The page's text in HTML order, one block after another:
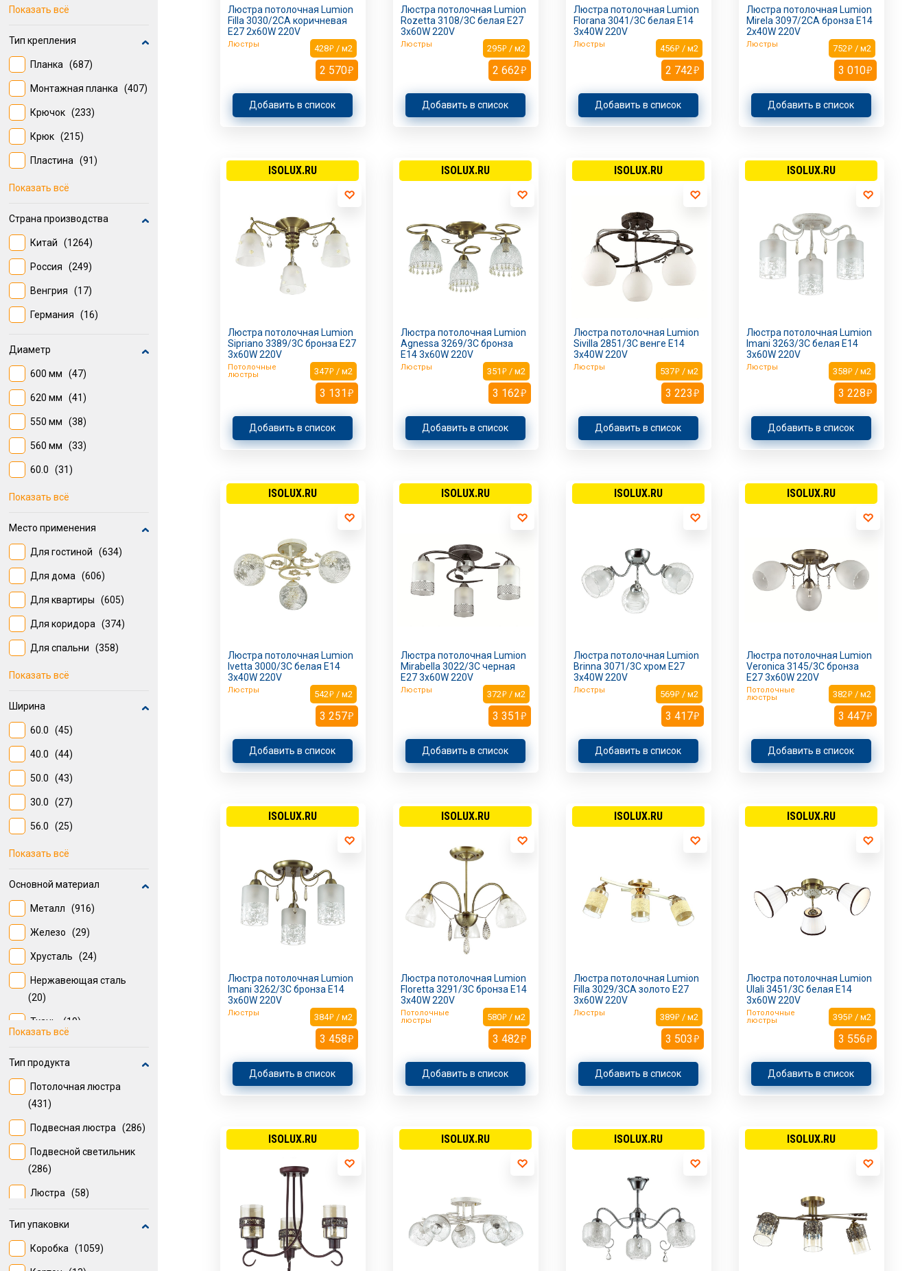
8(125)
Показать всё
Тип крепления
Планка (687)
Монтажная планка (407)
Крючок (233)
Крюк (215)
Пластина (91)
Скоба(28)
Показать всё
Страна производства
Китай (1264)
Россия (249)
Венгрия (17)
Германия (16)
Диаметр
600 мм (47)
620 мм (41)
550 мм (38)
560 мм (33)
60.0 (31)
540 мм(30)
Показать всё
Место применения
Для гостиной (634)
Для дома (606)
Для квартиры (605)
Для коридора (374)
Для спальни (358)
Для кухни
Показать всё
Ширина
60.0 (45)
40.0 (44)
50.0 (43)
30.0 (27)
56.0 (25)
55.0 (24)
25.0
Показать всё
Основной материал
Металл (916)
Железо (29)
Хрусталь (24)
Нержавеющая сталь
(20)
Ткань (19)
Алюминий
Пластик(16)
Показать всё
Тип продукта
Потолочная люстра
(431)
Подвесная люстра (286)
Подвесной светильник
(286)
Люстра (58)
Тип упаковки
Коробка (1059)
Люстра потолочная Lumion
Filla 3030/2CA коричневая
E27 2х60W 220V
Люстры 428 / м2
2 570
Добавить в список
Люстра потолочная Lumion
Rozetta 3108/3C белая E27
3х60W 220V
Люстры 295 / м2
2 662
Добавить в список
Люстра потолочная Lumion
Florana 3041/3C белая E14
3х40W 220V
Люстры 456 / м2
2 742
Добавить в список
Люстра потолочная Lumion
Mirela 3097/2CA бронза E14
2х40W 220V
Люстры 752 / м2
3 010
Добавить в список
ISOLUX.RU
Люстра потолочная Lumion
Sipriano 3389/3C бронза E27
3х60W 220V
Потолочные
люстры
347 / м2
3 131
Добавить в список
ISOLUX.RU
Люстра потолочная Lumion
Agnessa 3269/3C бронза
E14 3х60W 220V
Люстры 351 / м2
3 162
Добавить в список
ISOLUX.RU
Люстра потолочная Lumion
Sivilla 2851/3C венге E14
3х40W 220V
Люстры 537 / м2
3 223
Добавить в список
ISOLUX.RU
Люстра потолочная Lumion
Imani 3263/3C белая E14
3х60W 220V
Люстры 358 / м2
3 228
Добавить в список
ISOLUX.RU
Люстра потолочная Lumion
Ivetta 3000/3C белая E14
3х40W 220V
Люстры 542 / м2
3 257
Добавить в список
ISOLUX.RU
Люстра потолочная Lumion
Mirabella 3022/3C черная
E27 3х60W 220V
Люстры 372 / м2
3 351
Добавить в список
ISOLUX.RU
Люстра потолочная Lumion
Brinna 3071/3C хром E27
3х40W 220V
Люстры 569 / м2
3 417
Добавить в список
ISOLUX.RU
Люстра потолочная Lumion
Veronica 3145/3C бронза
E27 3х60W 220V
Потолочные
люстры
382 / м2
3 447
Добавить в список
ISOLUX.RU
Люстра потолочная Lumion
Imani 3262/3C бронза E14
3х60W 220V
Люстры 384 / м2
3 458
Добавить в список
ISOLUX.RU
Люстра потолочная Lumion
Floretta 3291/3C бронза E14
3х40W 220V
Потолочные
люстры
580 / м2
3 482
Добавить в список
ISOLUX.RU
Люстра потолочная Lumion
Filla 3029/3CA золото E27
3х60W 220V
Люстры 389 / м2
3 503
Добавить в список
ISOLUX.RU
Люстра потолочная Lumion
Ulali 3451/3C белая Е14
3х60W 220V
Потолочные
люстры
395 / м2
3 556
Добавить в список
ISOLUX.RU ISOLUX.RU ISOLUX.RU ISOLUX.RU